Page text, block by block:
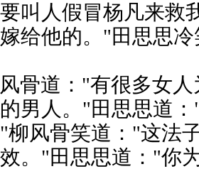
叫人假冒杨凡来救
给他的。"田思思
骨道："有很多女人
男人。"田思思道
柳风骨笑道："这法
。"田思思道："你